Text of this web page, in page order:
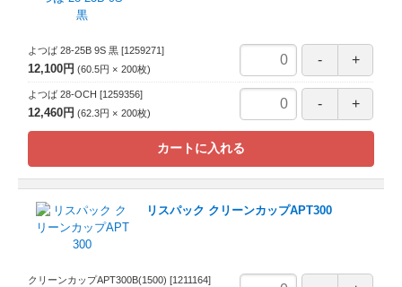
よつば 28-25B 9S 黒 [1259271]
12,100円 60.5円 200枚
よつば 28-OCH [1259356]
12,460円 62.3円 200枚
カートに入れる
リスパック クリーンカップAPT300
クリーンカップAPT300B(1500) [1211164]